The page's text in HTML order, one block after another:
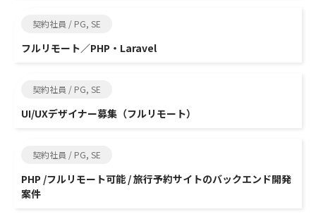
契約社員 / PG, SE
フルリモート／PHP・Laravel
契約社員 / PG, SE
UI/UXデザイナー募集（フルリモート）
契約社員 / PG, SE
PHP /フルリモート可能 / 旅行予約サイトのバックエンド開発
案件